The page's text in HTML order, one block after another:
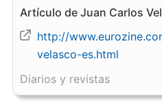
Artículo de Juan Carlos
http://
velasco-es.html
Diarios y revistas